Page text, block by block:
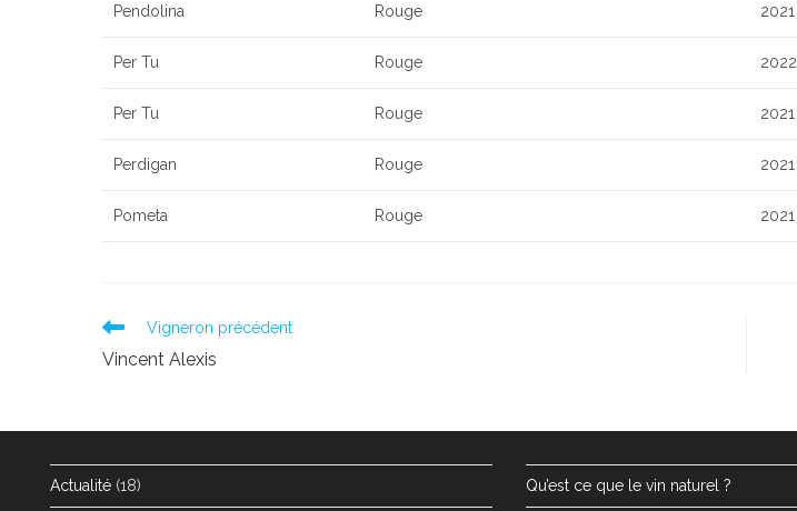
Pendolina Rouge 2021
Per Tu Rouge 2022
Per Tu Rouge 2021
Perdigan Rouge 2021
Pometa Rouge 2021
Read
articles
Vigneron précédent
Vincent Alexis
Actualité (18) Qu’est ce que le vin naturel ?